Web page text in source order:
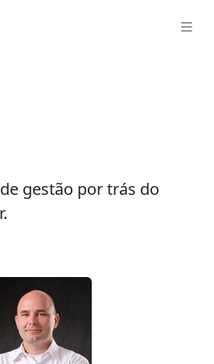
gestão por trás do